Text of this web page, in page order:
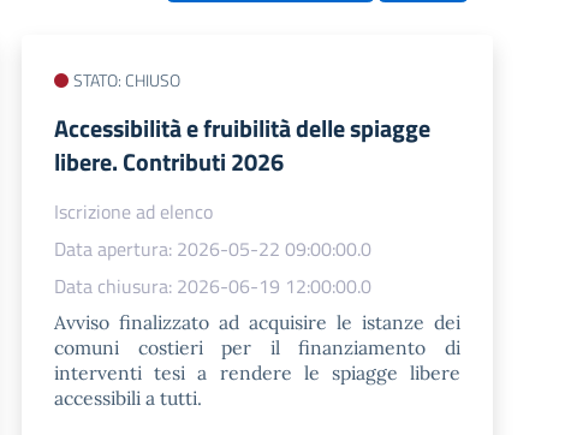
STATO: CHIUSO
Accessibilità e fruibilità delle spiagge
libere. Contributi 2026
Iscrizione ad elenco
Data apertura: 2026-05-22 09:00:00.0
Data chiusura: 2026-06-19 12:00:00.0
Avviso finalizzato ad acquisire le istanze dei
comuni costieri per il finanziamento di
interventi tesi a rendere le spiagge libere
accessibili a tutti.